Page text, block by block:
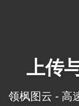
上传
领枫图云 - 高